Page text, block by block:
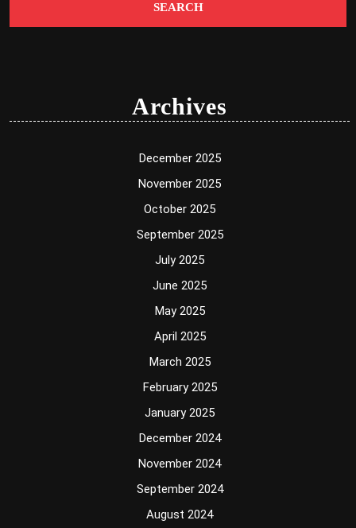
Archives
December 2025
November 2025
October 2025
September 2025
July 2025
June 2025
May 2025
April 2025
March 2025
February 2025
January 2025
December 2024
November 2024
September 2024
August 2024